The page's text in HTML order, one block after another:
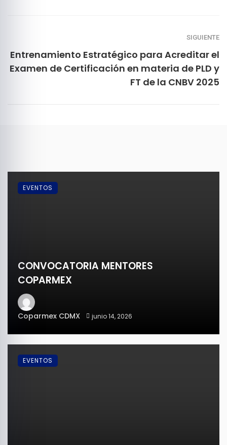
SIGUIENTE
Entrenamiento Estratégico para Acreditar el
Examen de Certificación en materia de PLD y
FT de la CNBV 2025
CONVOCATORIA MENTORES
COPARMEX
Coparmex CDMX junio 14, 2026
EVENTOS
EVENTOS